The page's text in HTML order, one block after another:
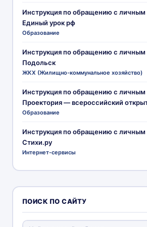
Инструкция по обращению с личным
Единый урок рф
Образование
Инструкция по обращению с
Подольск
ЖКХ (Жилищно-коммунальное хозяйство)
Инструкция по обращению с личным
Проектория — всероссийский
Образование
Инструкция по обращению с личным
Стихи.ру
Интернет-сервисы
ПОИСК ПО САЙТУ